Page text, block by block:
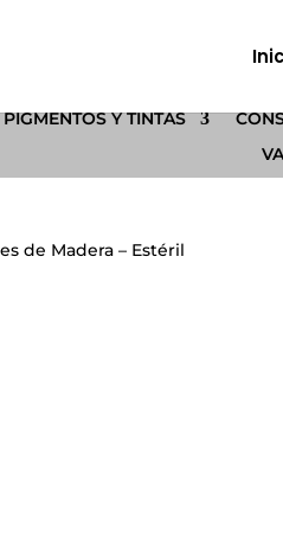
PIGMENTOS Y TINTAS
de Madera – Estéril